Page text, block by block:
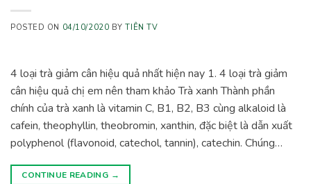
POSTED ON 04/10/2020 BYTIÊN TV
4 loại trà giảm cân hiệu quả nhất hiện nay 1. 4 loại trà giảm
cân hiệu quả chị em nên tham khảo Trà xanh Thành phần
chính của trà xanh là vitamin C, B1, B2, B3 cùng alkaloid là
cafein, theophyllin, theobromin, xanthin, đặc biệt là dẫn xuất
polyphenol (flavonoid, catechol, tannin), catechin. Chúng…
CONTINUE READING →